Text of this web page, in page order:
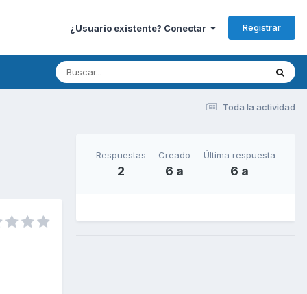
¿Usuario existente? Conectar Registrar
Toda la actividad
Respuestas
2
Creado
6 a
Última respuesta
6 a